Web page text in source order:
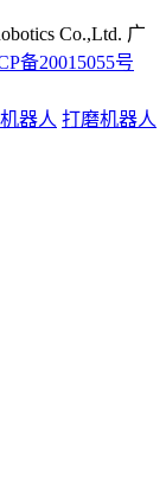
Co.,Ltd. 广
备20015055号
器人 打磨机器人